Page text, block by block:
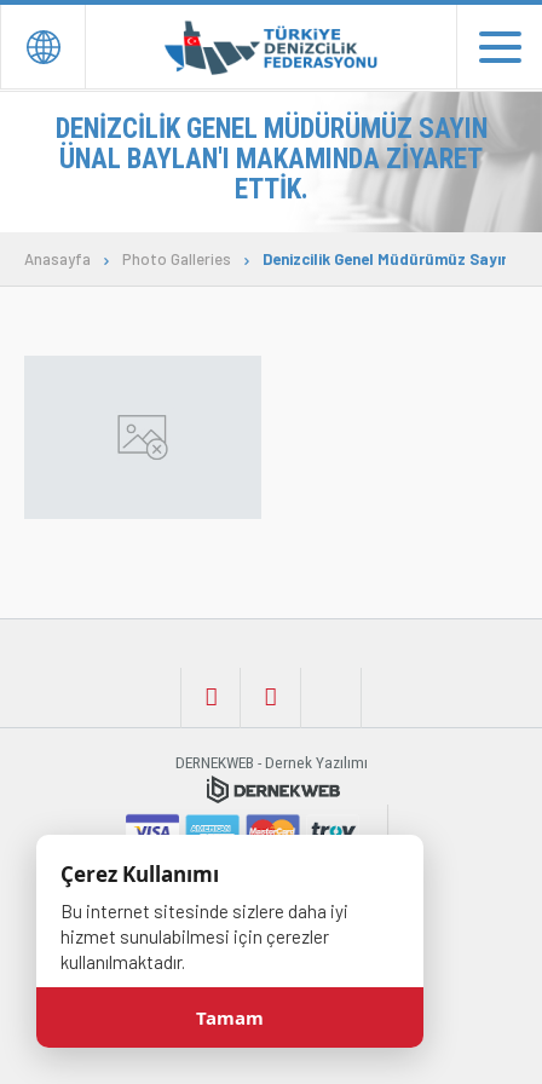
TR
EN
DERNEK ve ÜYELER
İLETİŞİM
DENIZCILIK GENEL MÜDÜRÜMÜZ SAYIN
ÜNAL BAYLAN'I MAKAMINDA ZIYARET
ETTIK.
Anasayfa Photo Galleries Denizcilik Genel Müdürümüz Sayın
DERNEKWEB - Dernek Yazılımı
Çerez Kullanımı
Bu internet sitesinde sizlere daha iyi
hizmet sunulabilmesi için çerezler
kullanılmaktadır.
Tamam